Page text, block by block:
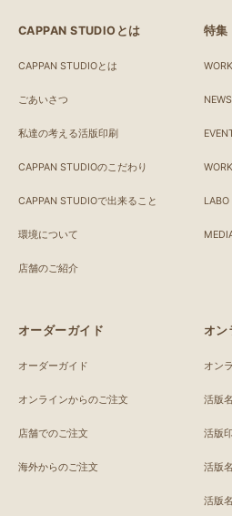
CAPPAN STUDIOとは
CAPPAN STUDIOとは
ごあいさつ
私達の考える活版印刷
CAPPAN STUDIOのこだわり
CAPPAN STUDIOで出来ること
環境について
店舗のご紹介
特集
NEWS
LABO
オーダーガイド
オーダーガイド
オンラインからのご注文
店舗でのご注文
海外からのご注文
オン
オン
活版
活版
活版
活版